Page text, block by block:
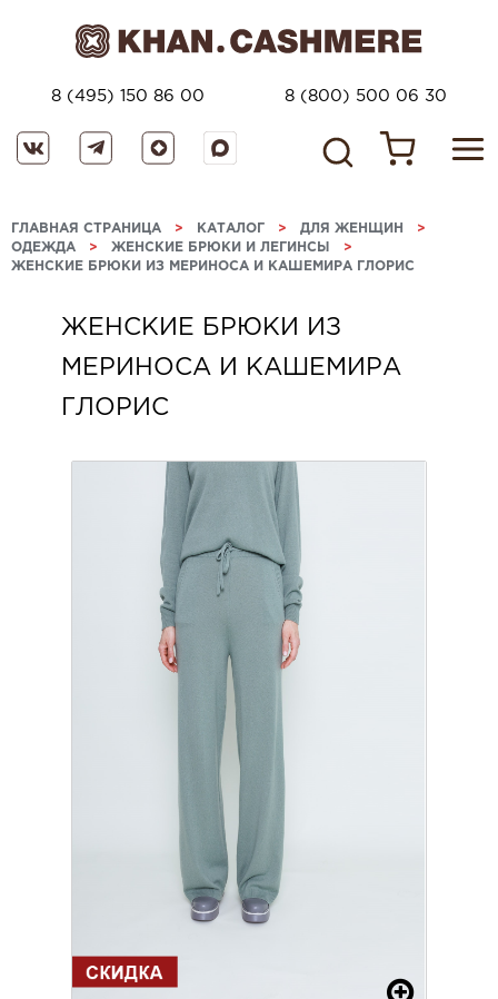
8 (495) 150 86 00 8 (800) 500 06 30
ГЛАВНАЯ СТРАНИЦА > КАТАЛОГ > ДЛЯ ЖЕНЩИН >
ОДЕЖДА > ЖЕНСКИЕ БРЮКИ И ЛЕГИНСЫ >
ЖЕНСКИЕ БРЮКИ ИЗ МЕРИНОСА И КАШЕМИРА ГЛОРИС
ЖЕНСКИЕ БРЮКИ ИЗ
МЕРИНОСА И КАШЕМИРА
ГЛОРИС